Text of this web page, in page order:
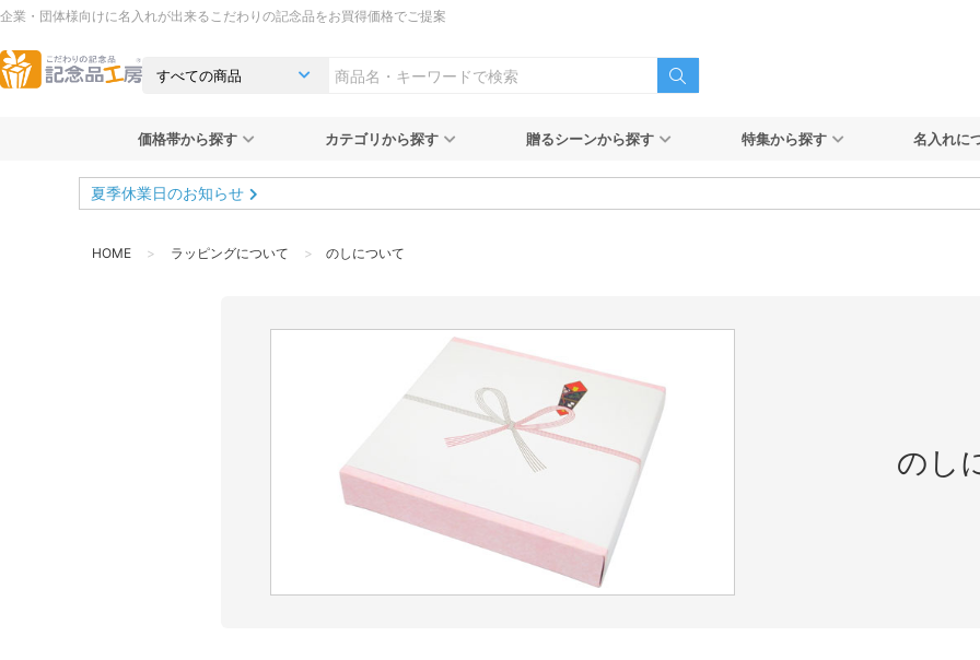
企業・団体様向けに名入れが出来るこだわりの記念品をお買得価格でご提案
価格帯から探す カテゴリから探す 贈るシーンから探す 特集から探す 名入れに
夏季休業日のお知らせ
HOME ラッピングについて のしについて
のし